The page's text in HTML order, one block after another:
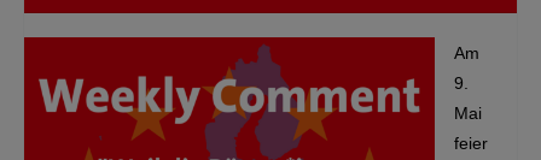
Am
9.
Mai
feier